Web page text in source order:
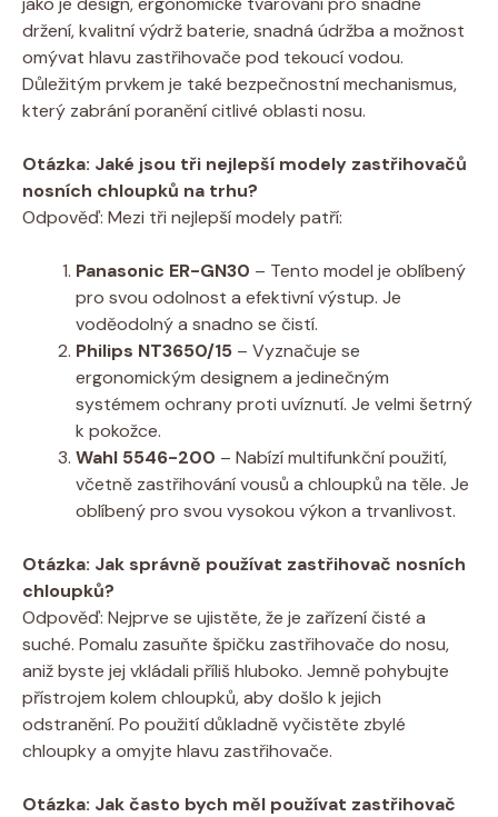
držení, kvalitní výdrž baterie, snadná údržba a možnost
omývat hlavu zastřihovače pod tekoucí vodou.
Důležitým prvkem je také bezpečnostní mechanismus,
který zabrání poranění citlivé oblasti nosu.
Otázka: Jaké jsou tři nejlepší modely zastřihovačů
nosních chloupků na trhu?
Odpověď: Mezi tři nejlepší modely patří:
Panasonic ER-GN30 – Tento model je oblíbený
pro svou odolnost a efektivní výstup. Je
voděodolný a snadno se čistí.
Philips NT3650/15 – Vyznačuje se
ergonomickým designem a jedinečným
systémem ochrany proti uvíznutí. Je velmi šetrný
k pokožce.
Wahl 5546-200 – Nabízí multifunkční použití,
včetně zastřihování vousů a chloupků na těle. Je
oblíbený pro svou vysokou výkon a trvanlivost.
Otázka: Jak správně používat zastřihovač nosních
chloupků?
Odpověď: Nejprve se ujistěte, že je zařízení čisté a
suché. Pomalu zasuňte špičku zastřihovače do nosu,
aniž byste jej vkládali příliš hluboko. Jemně pohybujte
přístrojem kolem chloupků, aby došlo k jejich
odstranění. Po použití důkladně vyčistěte zbylé
chloupky a omyjte hlavu zastřihovače.
Otázka: Jak často bych měl používat zastřihovač